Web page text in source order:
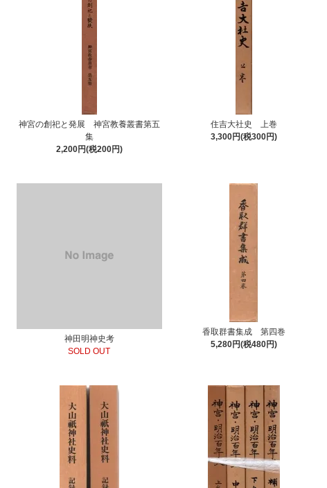
神宮の創祀と発展 神宮教養叢書第五
集
2,200円(税200円)
住吉大社史 上巻
3,300円(税300円)
神田明神史考
SOLD OUT
香取群書集成 第四巻
5,280円(税480円)